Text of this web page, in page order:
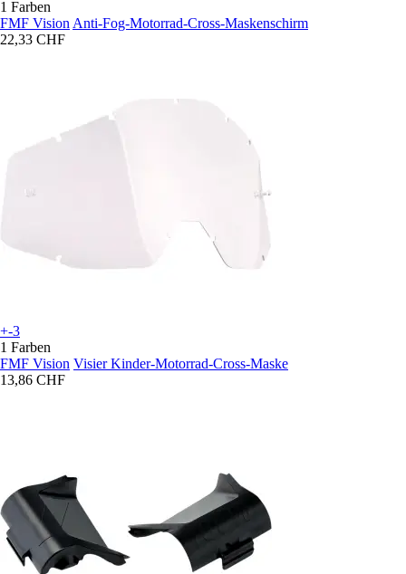
1 Farben
FMF Vision Anti-Fog-Motorrad-Cross-Maskenschirm
22,33 CHF
+-3
1 Farben
FMF Vision Visier Kinder-Motorrad-Cross-Maske
13,86 CHF